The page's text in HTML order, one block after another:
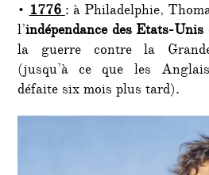
•1776: à Philadelphie,
l’indépendance des Etats-Unis
la guerre contre la
(jusqu’à ce que les
défaite six mois plus tard).